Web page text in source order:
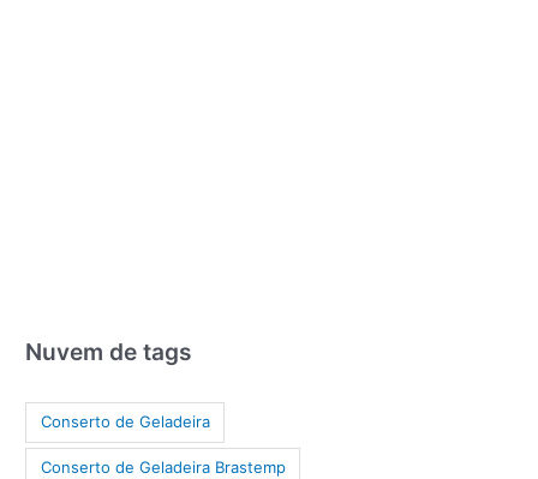
Nuvem de tags
Conserto de Geladeira
Conserto de Geladeira Brastemp